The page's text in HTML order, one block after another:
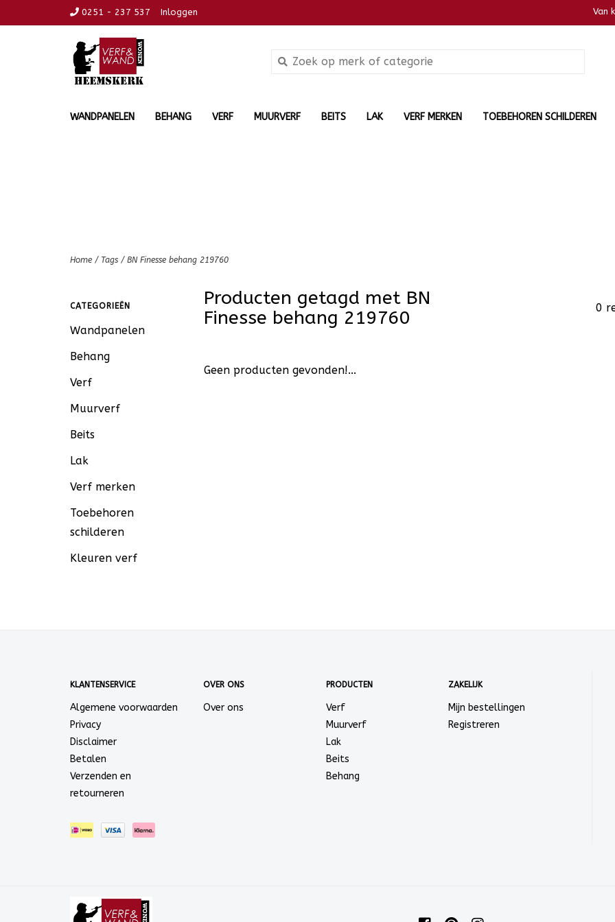
0251 - 237 537 Inloggen Van
WANDPANELEN BEHANG VERF MUURVERF BEITS LAK VERF MERKEN TOEBEHOREN SCHILDEREN
Home / Tags / BN Finesse behang 219760
CATEGORIEËN
Wandpanelen
Behang
Verf
Muurverf
Beits
Lak
Verf merken
Toebehoren
schilderen
Kleuren verf
Producten getagd met BN
Finesse behang 219760
0
Geen producten gevonden!...
KLANTENSERVICE
Algemene voorwaarden
Privacy
Disclaimer
Betalen
Verzenden en
retourneren
OVER ONS
Over ons
PRODUCTEN
Verf
Muurverf
Lak
Beits
Behang
ZAKELIJK
Mijn bestellingen
Registreren